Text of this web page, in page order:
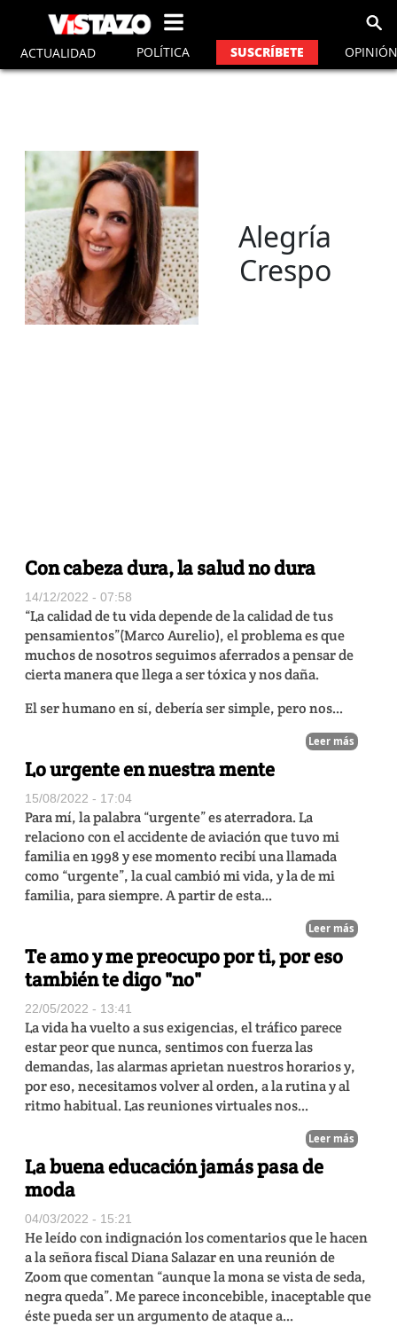
vistazo
ACTUALIDAD POLÍTICA SUSCRÍBETE OPINIÓN
Alegría
Crespo
Con cabeza dura, la salud no dura
14/12/2022 - 07:58
“La calidad de tu vida depende de la calidad de tus
pensamientos”(Marco Aurelio), el problema es que
muchos de nosotros seguimos aferrados a pensar de
cierta manera que llega a ser tóxica y nos daña.
El ser humano en sí, debería ser simple, pero nos...
Leer más
Lo urgente en nuestra mente
15/08/2022 - 17:04
Para mí, la palabra “urgente” es aterradora. La
relaciono con el accidente de aviación que tuvo mi
familia en 1998 y ese momento recibí una llamada
como “urgente”, la cual cambió mi vida, y la de mi
familia, para siempre. A partir de esta...
Leer más
Te amo y me preocupo por ti, por eso
también te digo "no"
22/05/2022 - 13:41
La vida ha vuelto a sus exigencias, el tráfico parece
estar peor que nunca, sentimos con fuerza las
demandas, las alarmas aprietan nuestros horarios y,
por eso, necesitamos volver al orden, a la rutina y al
ritmo habitual. Las reuniones virtuales nos...
Leer más
La buena educación jamás pasa de
moda
04/03/2022 - 15:21
He leído con indignación los comentarios que le hacen
a la señora fiscal Diana Salazar en una reunión de
Zoom que comentan “aunque la mona se vista de seda,
negra queda”. Me parece inconcebible, inaceptable que
éste pueda ser un argumento de ataque a...